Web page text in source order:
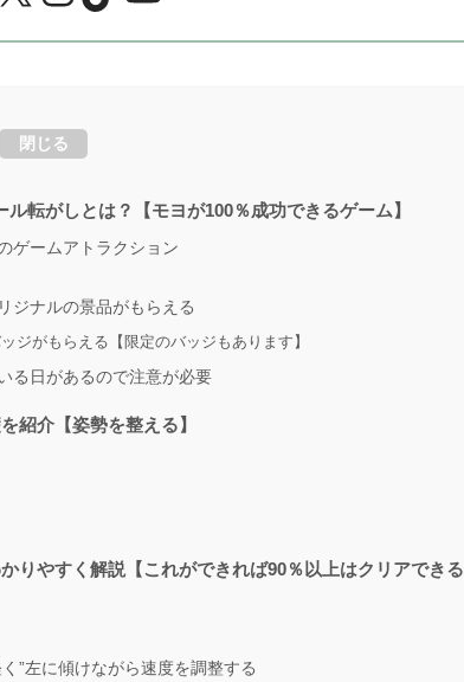
閉じる
転がしとは？【モヨが100％成功できるゲーム】
ゲームアトラクション
ジナルの景品がもらえる
ジがもらえる【限定のバッジもあります】
る日があるので注意が必要
紹介【姿勢を整える】
りやすく解説【これができれば90％以上はクリアできる
”左に傾けながら速度を調整する